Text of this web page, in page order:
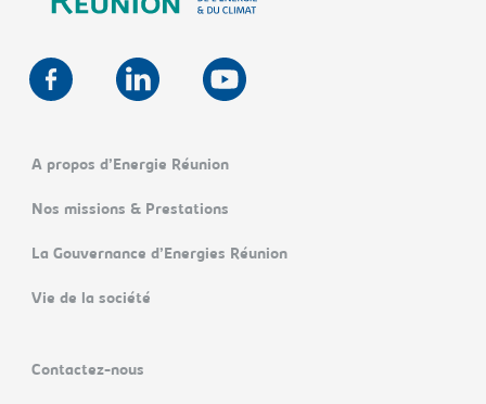
A propos d’Energie Réunion
Nos missions & Prestations
La Gouvernance d’Energies Réunion
Vie de la société
Contactez-nous